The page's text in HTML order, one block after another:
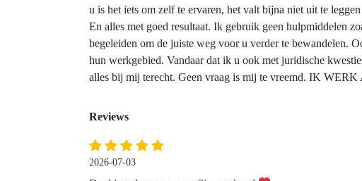
u is het iets om zelf te ervaren, het valt bijna niet uit te
En alles met goed resultaat. Ik gebruik geen hulpmiddelen
begeleiden om de juiste weg voor u verder te bewandelen.
hun werkgebied. Vandaar dat ik u ook met juridische
alles bij mij terecht. Geen vraag is mij te vreemd. IK
Reviews
2026-07-03